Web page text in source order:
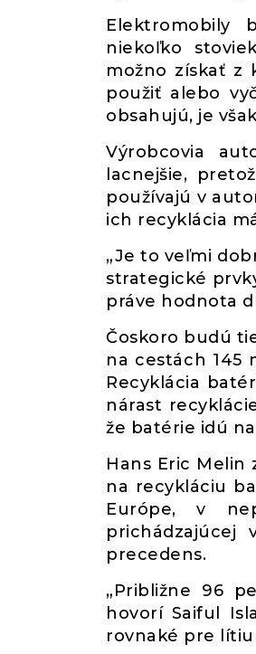
Elektromobily
niekoľko
možno získať z
použiť alebo
obsahujú, je
Výrobcovia
lacnejšie,
používajú v
ich recyklácia
„Je to veľmi
strategické
práve hodnota
Čoskoro budú
na cestách 145
Recyklácia
nárast
že batérie idú
Hans Eric Melin
na recykláciu
Európe, v
prichádzajúcej
precedens.
„Približne 96
hovorí Saiful
rovnaké pre